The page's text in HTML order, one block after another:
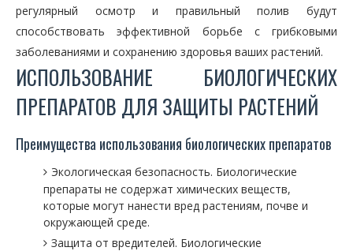
регулярный осмотр и правильный полив будут
способствовать эффективной борьбе с грибковыми
заболеваниями и сохранению здоровья ваших растений.
ИСПОЛЬЗОВАНИЕ БИОЛОГИЧЕСКИХ
ПРЕПАРАТОВ ДЛЯ ЗАЩИТЫ РАСТЕНИЙ
Преимущества использования биологических препаратов
Экологическая безопасность. Биологические
препараты не содержат химических веществ,
которые могут нанести вред растениям, почве и
окружающей среде.
Защита от вредителей. Биологические